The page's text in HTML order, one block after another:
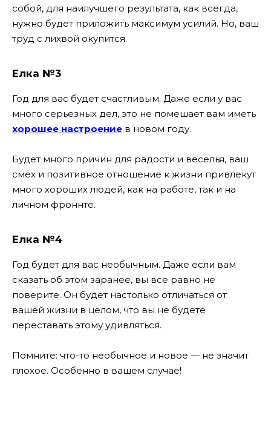
собой, для наилучшего результата, как всегда,
нужно будет приложить максимум усилий. Но, ваш
труд с лихвой окупится.
Елка №3
Год для вас будет счастливым. Даже если у вас
много серьезных дел, это не помешает вам иметь
хорошее настроение в новом году.
Будет много причин для радости и веселья, ваш
смех и позитивное отношение к жизни привлекут
много хороших людей, как на работе, так и на
личном фроннте.
Елка №4
Год будет для вас необычным. Даже если вам
сказать об этом заранее, вы все равно не
поверите. Он будет настолько отличаться от
вашей жизни в целом, что вы не будете
переставать этому удивляться.
Помните: что-то необычное и новое — не значит
плохое. Особенно в вашем случае!